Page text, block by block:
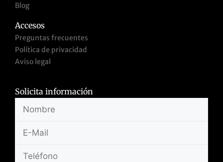
Blog
Accesos
Preguntas frecuentes
Política de privacidad
Aviso legal
Solicita información